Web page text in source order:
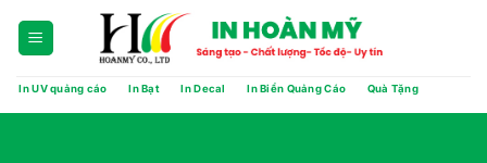
đến
dungIn UV quảng cáo In Bạt In Decal In Biển Quảng Cáo Quà Tặng